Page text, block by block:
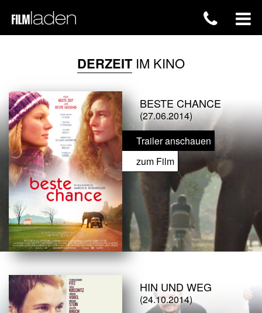
DERZEITIM KINO
BESTE CHANCE
(27.06.2014)
Trailer anschauen
zum Film
HIN UND WEG
(24.10.2014)